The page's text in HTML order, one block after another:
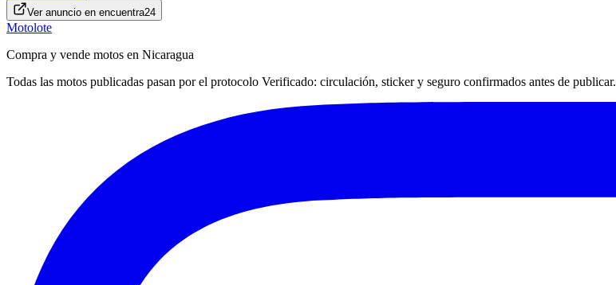
Ver anuncio en encuentra24
Motolote
Compra y vende motos en Nicaragua
Todas las motos publicadas pasan por el protocolo Verificado: circulación, sticker y seguro confirmados antes de publicar.